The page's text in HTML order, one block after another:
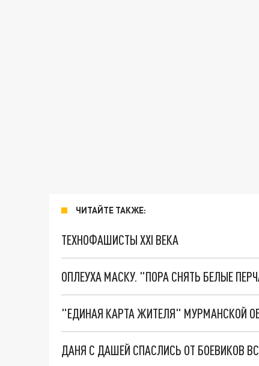
ЧИТАЙТЕ ТАКЖЕ:
ТЕХНОФАШИСТЫ XXI ВЕКА
ОПЛЕУХА МАСКУ. "ПОРА СНЯТЬ БЕЛЫЕ
"ЕДИНАЯ КАРТА ЖИТЕЛЯ" МУРМАНСКОЙ
ДАНЯ С ДАШЕЙ СПАСЛИСЬ ОТ БОЕВИКОВ